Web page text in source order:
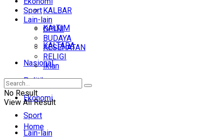
KALBAR
KALTIM
KALTARA
Nasional
Politik
Ekonomi
Sport
Lain-lain
Sport
Lain-lain
OPINI
BUDAYA
KESEHATAN
RELIGI
Iklan
No Result
View All Result
Home